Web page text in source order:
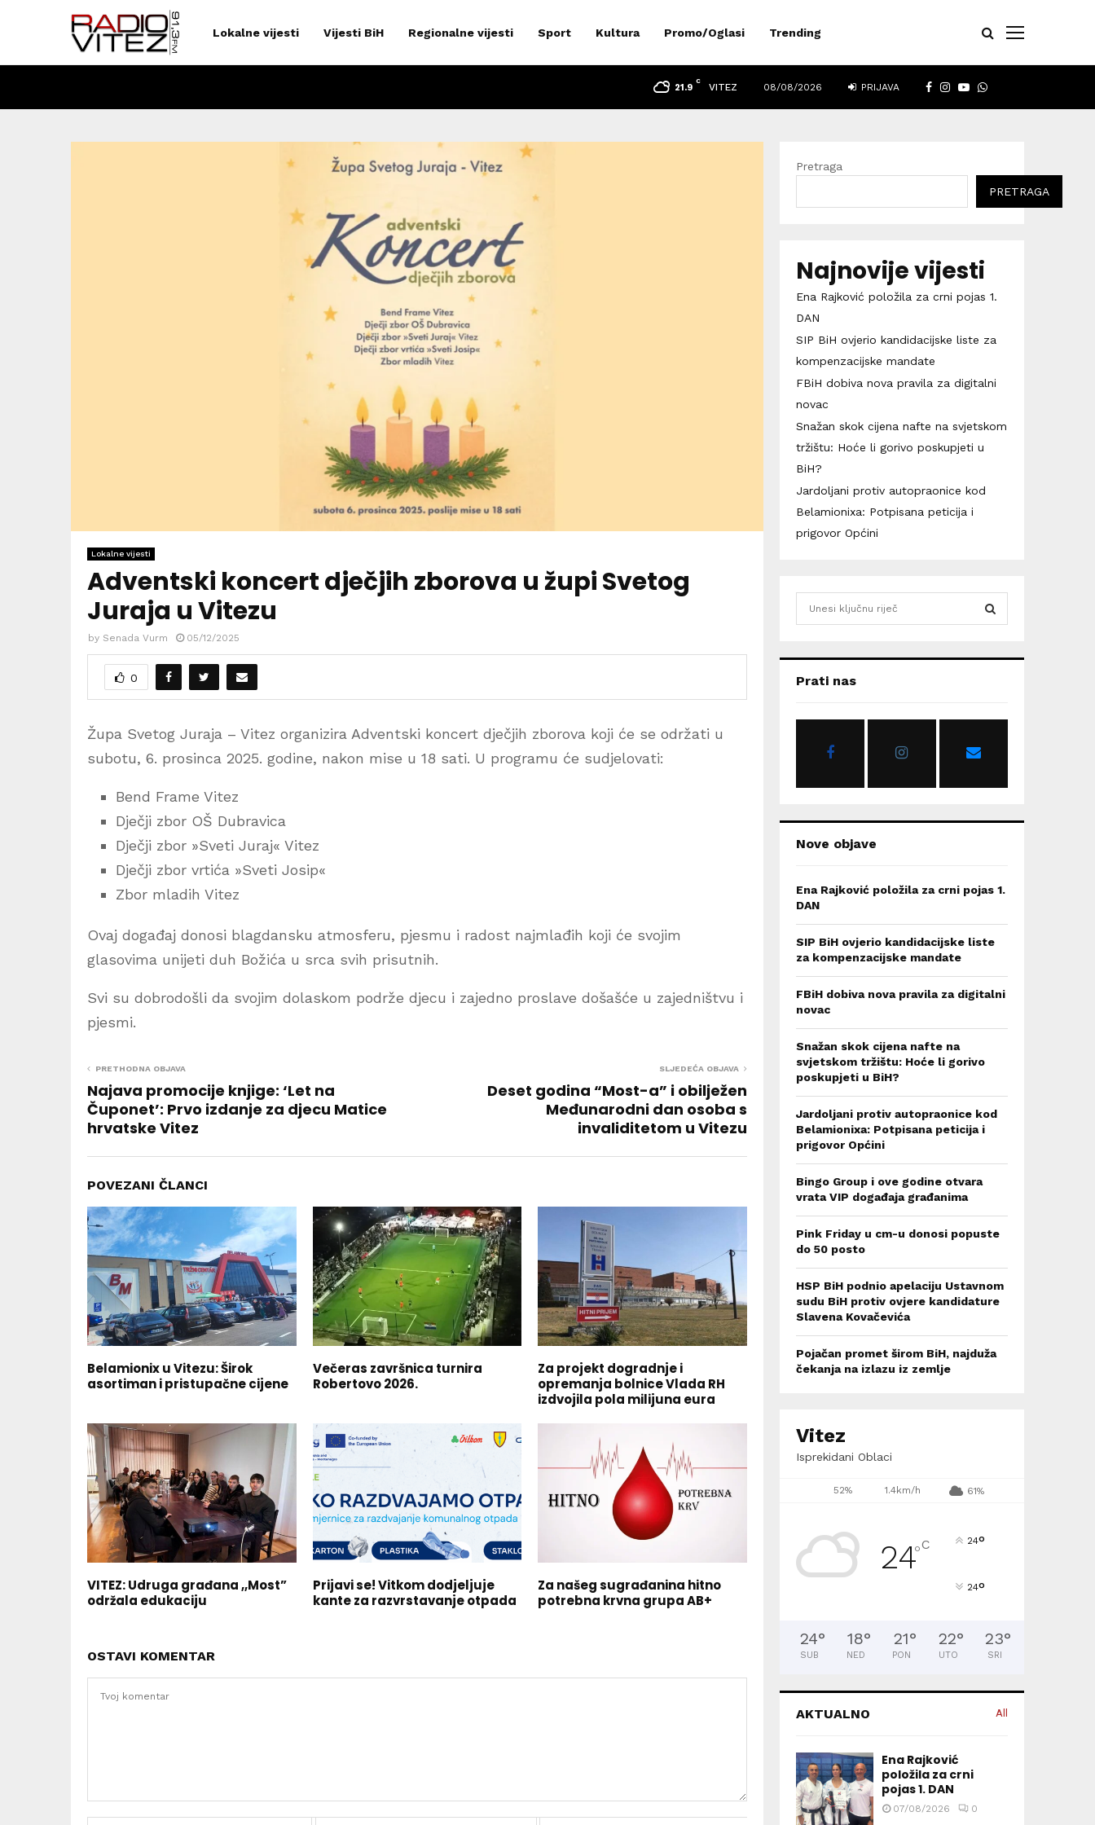
Lokalne vijesti Vijesti BiH Regionalne vijesti Sport Kultura Promo/Oglasi Trending
FACEBOOK
INSTAGRAM
YOUTUBE
WHATSAPP
21.9
C
VITEZ 08/08/2026 PRIJAVA
Lokalne vijesti
Adventski koncert dječjih zborova u župi Svetog
Juraja u Vitezu
by Senada Vurm 05/12/2025
0
Župa Svetog Juraja – Vitez organizira Adventski koncert dječjih zborova koji će se održati u
subotu, 6. prosinca 2025. godine, nakon mise u 18 sati. U programu će sudjelovati:
Bend Frame Vitez
Dječji zbor OŠ Dubravica
Dječji zbor »Sveti Juraj« Vitez
Dječji zbor vrtića »Sveti Josip«
Zbor mladih Vitez
Ovaj događaj donosi blagdansku atmosferu, pjesmu i radost najmlađih koji će svojim
glasovima unijeti duh Božića u srca svih prisutnih.
Svi su dobrodošli da svojim dolaskom podrže djecu i zajedno proslave došašće u zajedništvu i
pjesmi.
PRETHODNA OBJAVA
Najava promocije knjige: ‘Let na
Čuponet’: Prvo izdanje za djecu Matice
hrvatske Vitez
SLJEDEĆA OBJAVA
Deset godina “Most-a” i obilježen
Međunarodni dan osoba s
invaliditetom u Vitezu
POVEZANI ČLANCI
Belamionix u Vitezu: Širok
asortiman i pristupačne cijene
Večeras završnica turnira
Robertovo 2026.
Za projekt dogradnje i
opremanja bolnice Vlada RH
izdvojila pola milijuna eura
VITEZ: Udruga građana ,,Most”
održala edukaciju
Prijavi se! Vitkom dodjeljuje
kante za razvrstavanje otpada
Za našeg sugrađanina hitno
potrebna krvna grupa AB+
OSTAVI KOMENTAR
Pretraga
PRETRAGA
Najnovije vijesti
Ena Rajković položila za crni pojas 1.
DAN
SIP BiH ovjerio kandidacijske liste za
kompenzacijske mandate
FBiH dobiva nova pravila za digitalni
novac
Snažan skok cijena nafte na svjetskom
tržištu: Hoće li gorivo poskupjeti u
BiH?
Jardoljani protiv autopraonice kod
Belamionixa: Potpisana peticija i
prigovor Općini
h
o
Prati nas
Nove objave
Ena Rajković položila za crni pojas 1.
DAN
SIP BiH ovjerio kandidacijske liste
za kompenzacijske mandate
FBiH dobiva nova pravila za digitalni
novac
Snažan skok cijena nafte na
svjetskom tržištu: Hoće li gorivo
poskupjeti u BiH?
Jardoljani protiv autopraonice kod
Belamionixa: Potpisana peticija i
prigovor Općini
Bingo Group i ove godine otvara
vrata VIP događaja građanima
Pink Friday u cm-u donosi popuste
do 50 posto
HSP BiH podnio apelaciju Ustavnom
sudu BiH protiv ovjere kandidature
Slavena Kovačevića
Pojačan promet širom BiH, najduža
čekanja na izlazu iz zemlje
Vitez
Isprekidani Oblaci
52% 1.4km/h 61%
24°C 24°
24°
24°
SUB
18°
NED
21°
PON
22°
UTO
23°
SRI
AKTUALNO All
Ena Rajković
položila za crni
pojas 1. DAN
07/08/2026 0